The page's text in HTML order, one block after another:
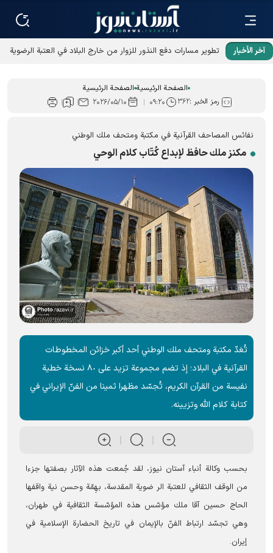
آخر الأخبار
تطوير مسارات دفع النذور للزوار من خارج البلاد في العتبة الرضوية
الصفحة الرئيسية الصفحة الرئيسية
رمز الخبر :۳۶۲ ۰۹:۲۰ ۲۰۲۶/۰۵/۱۰
نفائس المصاحف القرآنية في مكتبة ومتحف ملك الوطني
مکنز ملك حافظ لإبداع كُتّاب كلام الوحي
تُعَدّ مكتبة ومتحف ملك الوطني أحد أكبر خزائن المخطوطات
القرآنية في البلاد؛ إذ تضم مجموعة تزيد على ٨٠ نسخة خطية
نفيسة من القرآن الكريم، تُجسّد مظهرا ثمينا من الفنّ الإيراني في
كتابة كلام الله وتزيينه.
بحسب وکالة أنباء آستان نیوز، لقد جُمعت هذه الآثار بصفتها جزءا
من الوقف الثقافي للعتبة الر ضویة المقدسة، بهِمّة وحسن نية واقفها
الحاج حسين آقا ملك مؤسّس هذه المؤسّسة الثقافية في طهران،
وهي تجسّد ارتباط الفنّ بالإيمان في تاريخ الحضارة الإسلامية في
إيران.